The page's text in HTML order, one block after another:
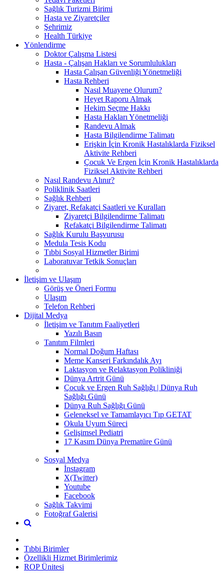
Sağlık Turizmi Birimi
Hasta ve Ziyaretçiler
Şehrimiz
Health Türkiye
Yönlendirme
Doktor Çalışma Listesi
Hasta - Çalışan Hakları ve Sorumlulukları
Hasta Çalışan Güvenliği Yönetmeliği
Hasta Rehberi
Nasıl Muayene Olurum?
Heyet Raporu Almak
Hekim Seçme Hakkı
Hasta Hakları Yönetmeliği
Randevu Almak
Hasta Bilgilendirme Talimatı
Erişkin İçin Kronik Hastalıklarda Fiziksel
Aktivite Rehberi
Çocuk Ve Ergen İçin Kronik Hastalıklarda
Fiziksel Aktivite Rehberi
Nasıl Randevu Alınır?
Poliklinik Saatleri
Sağlık Rehberi
Ziyaret, Refakatçi Saatleri ve Kuralları
Ziyaretçi Bilgilendirme Talimatı
Refakatçi Bilgilendirme Talimatı
Sağlık Kurulu Başvurusu
Medula Tesis Kodu
Tıbbi Sosyal Hizmetler Birimi
Laboratuvar Tetkik Sonuçları
İletişim ve Ulaşım
Görüş ve Öneri Formu
Ulaşım
Telefon Rehberi
Dijital Medya
İletişim ve Tanıtım Faaliyetleri
Yazılı Basın
Tanıtım Filmleri
Normal Doğum Haftası
Meme Kanseri Farkındalık Ayı
Laktasyon ve Relaktasyon Polikliniği
Dünya Artrit Günü
Çocuk ve Ergen Ruh Sağlığı | Dünya Ruh
Sağlığı Günü
Dünya Ruh Sağlığı Günü
Geleneksel ve Tamamlayıcı Tıp GETAT
Okula Uyum Süreci
Gelişimsel Pediatri
17 Kasım Dünya Prematüre Günü
Sosyal Medya
İnstagram
X(Twitter)
Youtube
Facebook
Sağlık Takvimi
Fotoğraf Galerisi
Tıbbi Birimler
Özellikli Hizmet Birimlerimiz
ROP Ünitesi